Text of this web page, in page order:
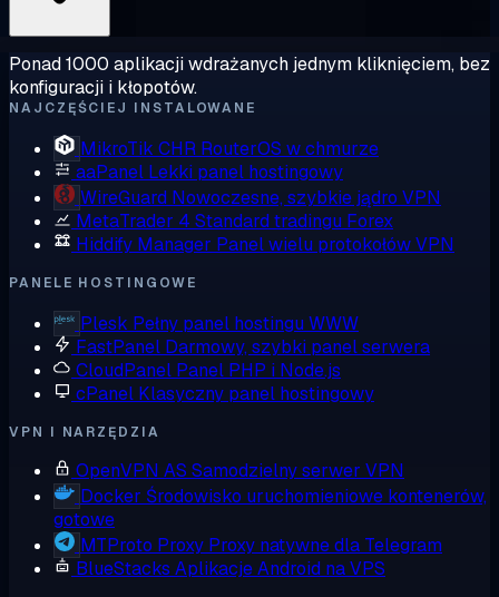
Ponad 1000 aplikacji wdrażanych jednym kliknięciem, bez
konfiguracji i kłopotów.
NAJCZĘŚCIEJ INSTALOWANE
MikroTik CHR RouterOS w chmurze
aaPanel Lekki panel hostingowy
WireGuard Nowoczesne, szybkie jądro VPN
MetaTrader 4 Standard tradingu Forex
Hiddify Manager Panel wielu protokołów VPN
PANELE HOSTINGOWE
Plesk Pełny panel hostingu WWW
FastPanel Darmowy, szybki panel serwera
CloudPanel Panel PHP i Node.js
cPanel Klasyczny panel hostingowy
VPN I NARZĘDZIA
OpenVPN AS Samodzielny serwer VPN
Docker Środowisko uruchomieniowe kontenerów,
gotowe
MTProto Proxy Proxy natywne dla Telegram
BlueStacks Aplikacje Android na VPS